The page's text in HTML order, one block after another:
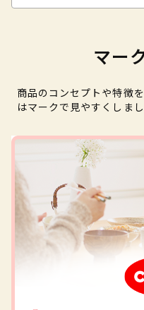
マー
商品のコンセプトや特徴
はマークで見やすくしま